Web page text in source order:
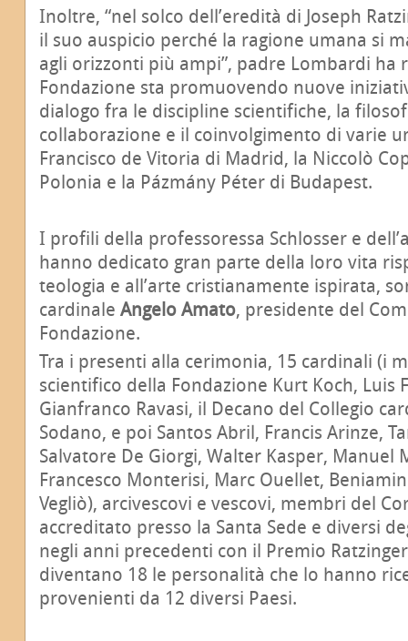
Inoltre, “nel solco dell’eredità di Joseph
il suo auspicio perché la ragione umana si
agli orizzonti più ampi”, padre Lombardi ha
Fondazione sta promuovendo nuove
dialogo fra le discipline scientifiche, la
collaborazione e il coinvolgimento di varie
Francisco de Vitoria di Madrid, la Niccolò
Polonia e la Pázmány Péter di Budapest.
I profili della professoressa Schlosser e
hanno dedicato gran parte della loro vita
teologia e all’arte cristianamente ispirata,
cardinale Angelo Amato, presidente del
Fondazione.
Tra i presenti alla cerimonia, 15 cardinali (i
scientifico della Fondazione Kurt Koch, Luis
Gianfranco Ravasi, il Decano del Collegio
Sodano, e poi Santos Abril, Francis Arinze,
Salvatore De Giorgi, Walter Kasper, Manuel
Francesco Monterisi, Marc Ouellet,
Vegliò), arcivescovi e vescovi, membri del
accreditato presso la Santa Sede e diversi
negli anni precedenti con il Premio
diventano 18 le personalità che lo hanno
provenienti da 12 diversi Paesi.